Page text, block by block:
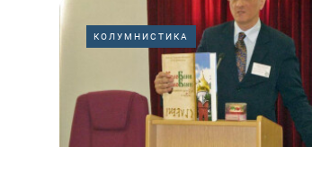
КОЛУМНИСТИКА